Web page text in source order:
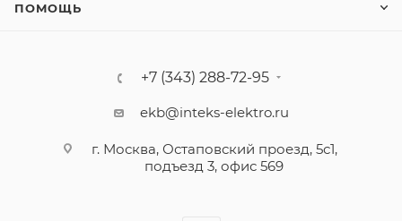
ПОМОЩЬ
+7 (343) 288-72-95
ekb@inteks-elektro.ru
г. Москва, Остаповский проезд, 5с1,
подъезд 3, офис 569